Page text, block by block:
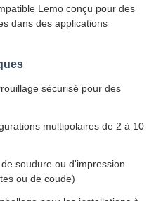
Lemo conçu pour des
dans des applications
sécurisé pour des
multipolaires de 2 à 10
soudure ou d'impression
ou de coude)